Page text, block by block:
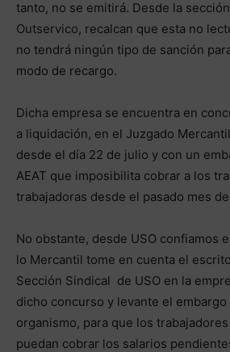
tanto, no se emitirá. Desde la
Outservico, recalcan que esta no
no tendrá ningún tipo de sanción
modo de recargo.
Dicha empresa se encuentra en
a liquidación, en el Juzgado
desde el día 22 de julio y con un
AEAT que imposibilita cobrar a los
trabajadoras desde el pasado mes
No obstante, desde USO confiamos
lo Mercantil tome en cuenta el
Sección Sindical de USO en la
dicho concurso y levante el
organismo, para que los
puedan cobrar los salarios